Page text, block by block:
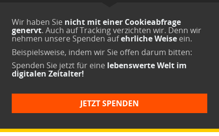
Wir haben Sie nicht mit einer Cookieabfrage
genervt. Auch auf Tracking verzichten wir. Denn wir
nehmen unsere Spenden aufehrliche Weise ein.
Beispielsweise, indem wir Sie offen darum bitten:
Spenden Sie jetztfür eine lebenswerte Welt im
digitalen Zeitalter!
JETZT SPENDEN